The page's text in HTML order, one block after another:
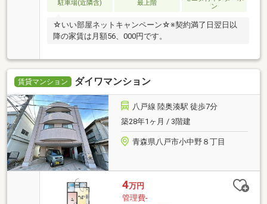
駐車場(近隣含) 最上階
ン
☆いい部屋ネットキャンペーン☆※契約満了日翌日以
降の家賃は月額56、000円です。
賃貸マンション ダイワマンション
八戸線 陸奥湊駅 徒歩7分
築28年1ヶ月 / 3階建
青森県八戸市小中野８丁目
4万円
管理費-